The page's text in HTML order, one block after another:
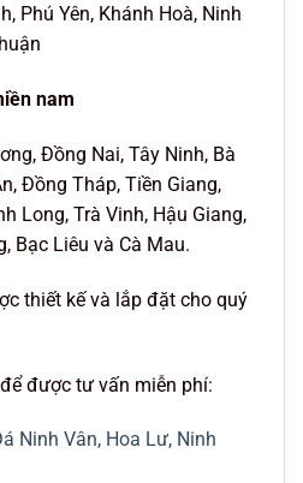
Phú Yên, Khánh Hoà, Ninh
nam
Đồng Nai, Tây Ninh, Bà
Đồng Tháp, Tiền Giang,
Long, Trà Vinh, Hậu Giang,
Bạc Liêu và Cà Mau.
thiết kế và lắp đặt cho quý
được tư vấn miễn phí:
Ninh Vân, Hoa Lư, Ninh